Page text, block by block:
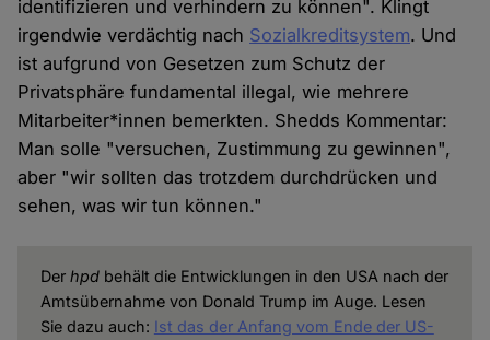
identifizieren und verhindern zu können". Klingt
irgendwie verdächtig nach Sozialkreditsystem. Und
ist aufgrund von Gesetzen zum Schutz der
Privatsphäre fundamental illegal, wie mehrere
Mitarbeiter*innen bemerkten. Shedds Kommentar:
Man solle "versuchen, Zustimmung zu gewinnen",
aber "wir sollten das trotzdem durchdrücken und
sehen, was wir tun können."
Der hpd behält die Entwicklungen in den USA nach der
Amtsübernahme von Donald Trump im Auge. Lesen
Sie dazu auch: Ist das der Anfang vom Ende der US-